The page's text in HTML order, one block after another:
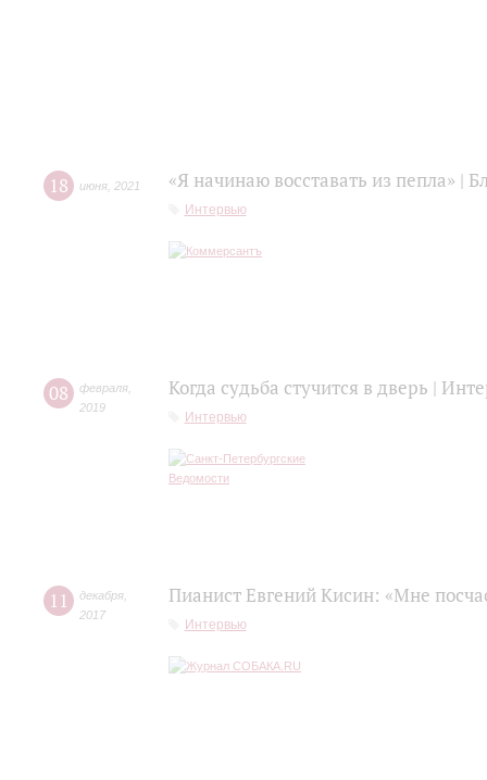
18 июня 2021 «Я начинаю восставать из пепла» |
Интервью
08 февраля
2019
Когда судьба стучится в дверь |
Интервью
11 декабря
2017
Пианист Евгений Кисин: «Мне
Интервью